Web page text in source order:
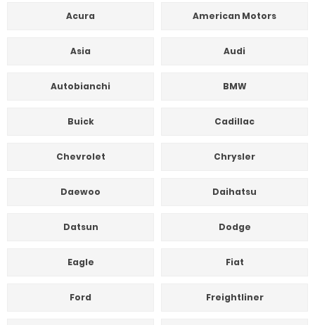
Acura American Motors
Asia Audi
Autobianchi BMW
Buick Cadillac
Chevrolet Chrysler
Daewoo Daihatsu
Datsun Dodge
Eagle Fiat
Ford Freightliner